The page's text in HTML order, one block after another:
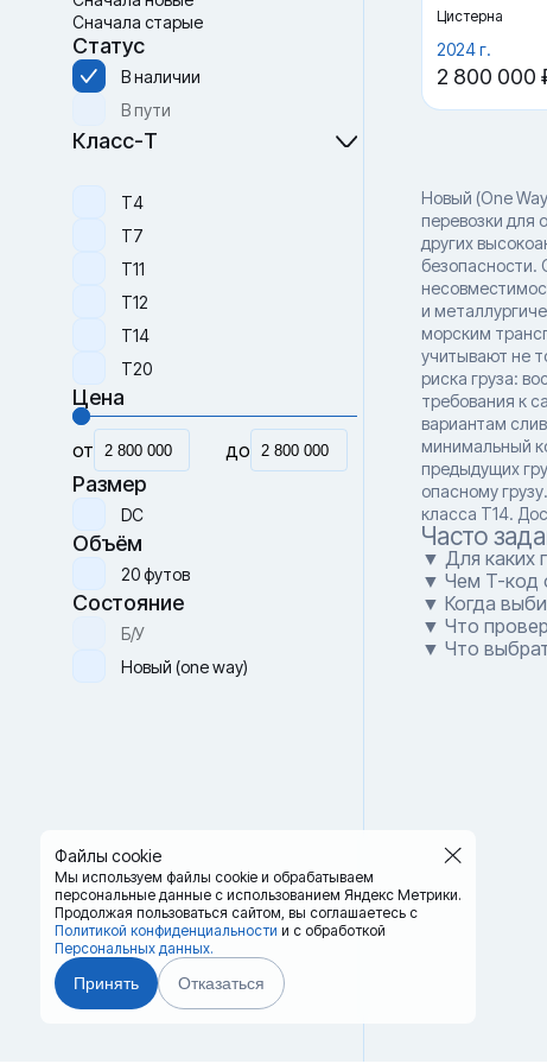
Файлы cookie
Мы используем файлы cookie и обрабатываем
персональные данные с использованием Яндекс Метрики.
Продолжая пользоваться сайтом, вы соглашаетесь с
Политикой конфиденциальности и с обработкой
Персональных данных.
Принять Отказаться
Сначала старые
Статус
В наличии
В пути
Класс-Т
Т4
Т7
Т11
Т12
Т14
Т20
Цена
от до
Размер
DC
Объём
20 футов
Состояние
Б/У
Новый (one way)
Цистерна
2024 г.
2 800 000
Новый (One
перевозки для
других
безопасности.
и
морским
учитывают не
риска груза:
требования к
вариантам
минимальный
предыдущих
опасному
класса T14.
Часто
▼ Для каких
▼ Чем T-код
▼ Когда
▼ Что
▼ Что